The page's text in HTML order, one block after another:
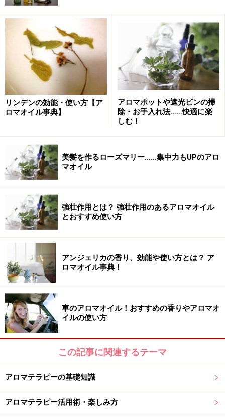
ています
簡単に始められる方法としておすすめなのが、100均グ
ッズで作るサシェ（フランス語で匂い袋のこと）。
■ステップ1：家にある使わないハンカチタオルを用意す
る
■ステップ2：100円ショップにあるようなオーガンジー
巾着に入れ、アロマ精油をを5、6滴ほど垂らし、枕元に
とても簡単な方法ですが、就寝時間の少し前に枕元にセ
ットすれば、眠りにつく頃にはふんわりと香りが漂って
います。パジャマをいれるクローゼットや引き出しにい
れておけば、いい香りのパジャマに包まれて眠ることが
できます。持ち歩きも簡単なので、レジャーや旅行に持
っていくのもおすすめです。
耐熱容器ですぐできる！ 寝室全体にアロマ
の香りを広げる方法
耐熱容器にお湯を注ぎ、精油をたらすだけでOK！
小さなアロマ空間作りに慣れてきたら、次は寝室全体に
香りを広げてみましょう。身の回りのもので簡単にでき
■ステップ1：マグカップや耐熱容器に熱湯を注ぐ
■ステップ2：精油を5、6滴垂らし、部屋に置いておく
リンデンの効能・使い方【ア
ロマオイル事典】
アロマポットや遮光ビンの掃
除・お手入れ法……快適に楽
しむ！
美髪を作るローズマリー……集中力もUPのアロ
マオイル
強壮作用とは？ 強壮作用のあるアロマオイル
とおすすめ使い方
アンジェリカの香り、効能や使い方とは？ ア
ロマオイル事典！
車のアロマオイル！おすすめの香りやアロマオ
イルの使い方
この記事に関連するテーマ
アロマテラピーの基礎知識
アロマテラピー活用術・楽しみ方